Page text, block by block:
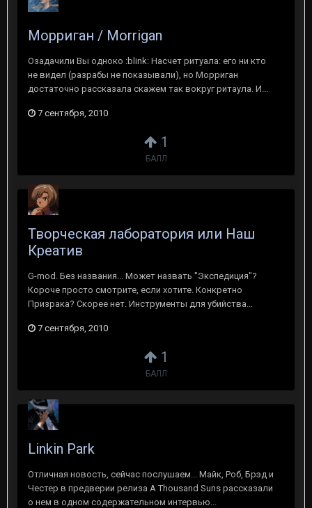
1
БАЛЛ
Морриган / Morrigan
Озадачили Вы одноко :blink: Насчет ритуала: его ни кто
не видел (разрабы не показывали), но Морриган
достаточно рассказала скажем так вокруг ритаула. И...
7 сентября, 2010
1
БАЛЛ
Творческая лаборатория или Наш
Креатив
G-mod. Без названия... Может назвать "Экспедиция"?
Короче просто смотрите, если хотите. Конкретно
Призрака? Скорее нет. Инструменты для убийства...
7 сентября, 2010
Linkin Park
Отличная новость, сейчас послушаем... Майк, Роб, Брэд и
Честер в предверии релиза A Thousand Suns рассказали
о нем в одном содержательном интервью...